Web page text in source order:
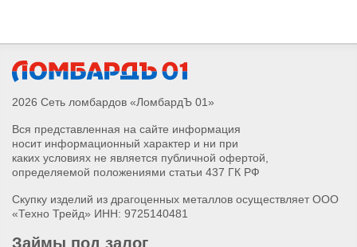
Сдать IPhone 16
Сдать наушники Airpods Pro Max 2
Сдать наушники Airpods 4
Сдать Apple Watch Series 4
Сдать Apple Watch Series 5
Сдать Apple Watch Series 6
Сдать Apple Watch Series 7
Сдать Apple Watch Series 9
Вся представленная на сайте информация
носит информационный характер и ни при
каких условиях не является публичной офертой,
Скупку изделий из драгоценных металлов осуществляет ООО